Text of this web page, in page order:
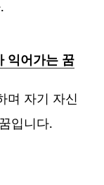
익어가는 꿈
며 자기 자신
입니다.